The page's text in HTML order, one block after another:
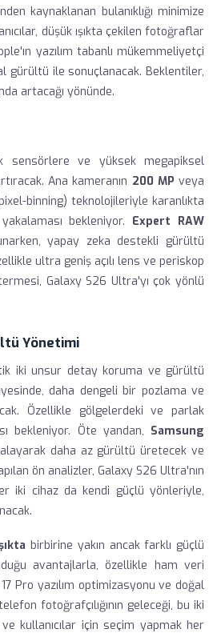
kaynaklanan bulanıklığı minimize
düşük ışıkta çekilen fotoğraflar
yazılım tabanlı mükemmeliyetçi
gürültü ile sonuçlanacak. Beklentiler,
artacağı yönünde.
sensörlere ve yüksek megapiksel
Ana kameranın 200 MP veya
binning) teknolojileriyle karanlıkta
bekleniyor. Expert RAW
yapay zeka destekli gürültü
ultra geniş açılı lens ve periskop
Galaxy S26 Ultra'yı çok yönlü
Yönetimi
iki unsur detay koruma ve gürültü
daha dengeli bir pozlama ve
Özellikle gölgelerdeki ve parlak
bekleniyor. Öte yandan, Samsung
daha az gürültü üretecek ve
ön analizler, Galaxy S26 Ultra'nın
iki cihaz da kendi güçlü yönleriyle,
birbirine yakın ancak farklı güçlü
avantajlarla, özellikle ham veri
Pro yazılım optimizasyonu ve doğal
fotoğrafçılığının geleceği, bu iki
kullanıcılar için seçim yapmak her